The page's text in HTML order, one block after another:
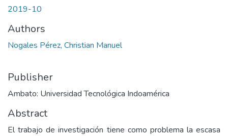
2019-10
Authors
Nogales Pérez, Christian Manuel
Publisher
Ambato: Universidad Tecnológica Indoamérica
Abstract
El trabajo de investigación tiene como problema la escasa